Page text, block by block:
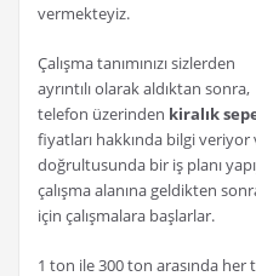
vermekteyiz.
Çalışma tanımınızı sizlerden
ayrıntılı olarak aldıktan sonra,
telefon üzerinden kiralık
fiyatları hakkında bilgi
doğrultusunda bir iş planı
çalışma alanına geldikten
için çalışmalara başlarlar.
1 ton ile 300 ton arasında her